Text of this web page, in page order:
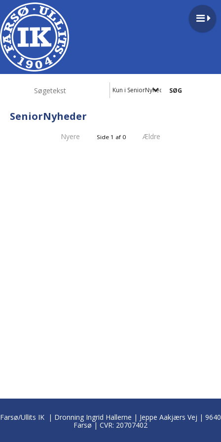
Kun i SeniorNyheder
SeniorNyheder
Nyere Side 1 af 0 Ældre
Farsø/Ullits IK | Dronning Ingrid Hallerne | Jeppe Aakjærs Vej | 9640
Farsø | CVR: 20707402